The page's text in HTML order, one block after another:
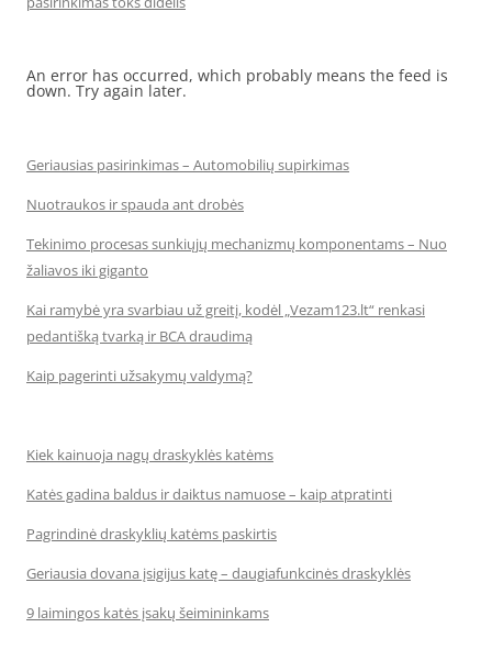
An error has occurred, which probably means the feed is
down. Try again later.
Geriausias pasirinkimas – Automobilių supirkimas
Nuotraukos ir spauda ant drobės
Tekinimo procesas sunkiųjų mechanizmų komponentams – Nuo
žaliavos iki giganto
Kai ramybė yra svarbiau už greitį, kodėl „Vezam123.lt“ renkasi
pedantišką tvarką ir BCA draudimą
Kaip pagerinti užsakymų valdymą?
Kiek kainuoja nagų draskyklės katėms
Katės gadina baldus ir daiktus namuose – kaip atpratinti
Pagrindinė draskyklių katėms paskirtis
Geriausia dovana įsigijus katę – daugiafunkcinės draskyklės
9 laimingos katės įsakų šeimininkams